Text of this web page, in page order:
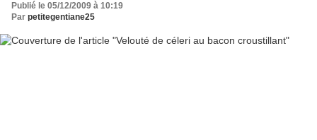
Publié le 05/12/2009 à 10:19
Par petitegentiane25